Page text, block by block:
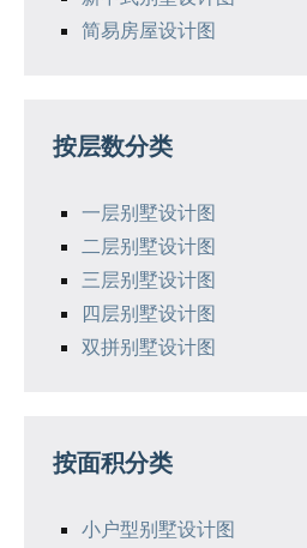
简易房屋设计图
按层数分类
一层别墅设计图
二层别墅设计图
三层别墅设计图
四层别墅设计图
双拼别墅设计图
按面积分类
小户型别墅设计图